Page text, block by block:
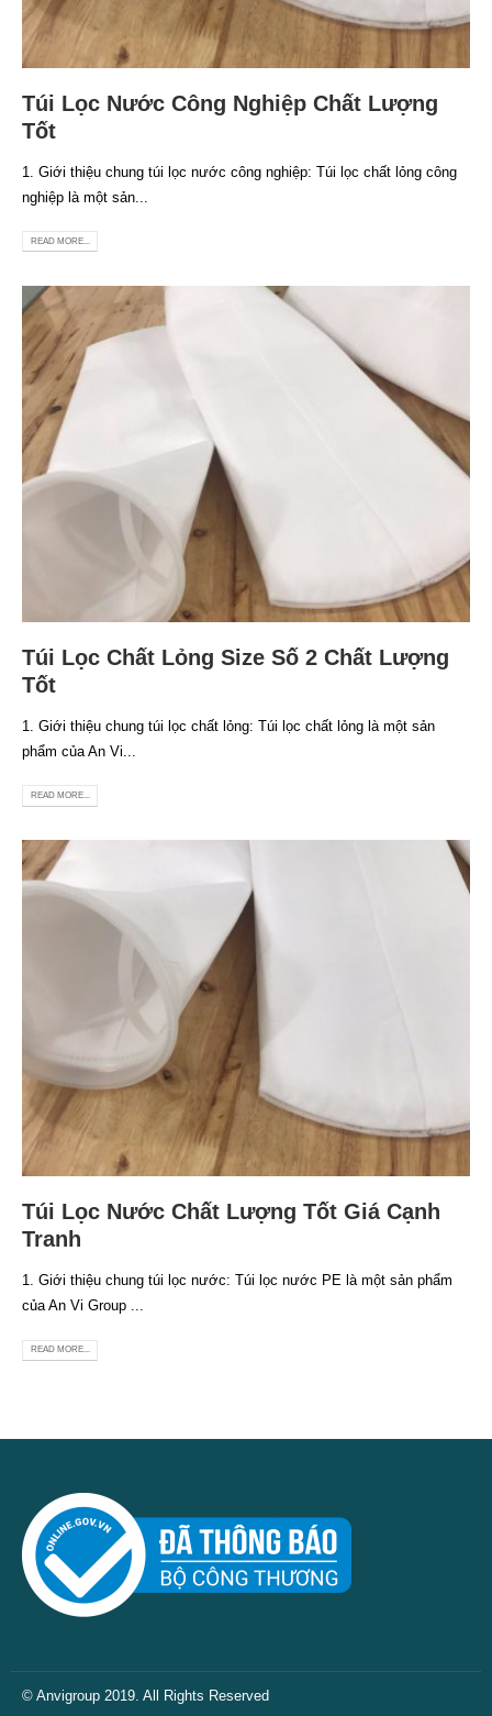
Túi Lọc Nước Công Nghiệp Chất Lượng
Tốt
1. Giới thiệu chung túi lọc nước công nghiệp: Túi lọc chất lỏng công
nghiệp là một sản...
READ MORE...
Túi Lọc Chất Lỏng Size Số 2 Chất Lượng
Tốt
1. Giới thiệu chung túi lọc chất lỏng: Túi lọc chất lỏng là một sản
phẩm của An Vi...
READ MORE...
Túi Lọc Nước Chất Lượng Tốt Giá Cạnh
Tranh
1. Giới thiệu chung túi lọc nước: Túi lọc nước PE là một sản phẩm
của An Vi Group ...
READ MORE...
© Anvigroup 2019. All Rights Reserved